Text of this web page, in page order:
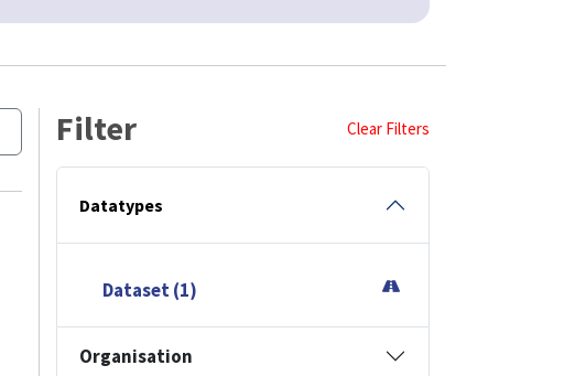
Filter Clear Filters
Datatypes
Dataset (1)
Organisation